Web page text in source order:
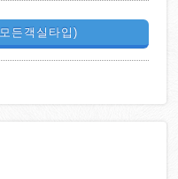
든객실타입)